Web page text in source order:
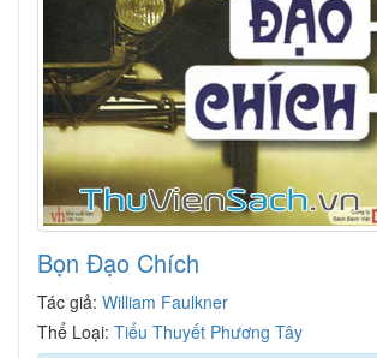
Bọn Đạo Chích
Tác giả: William Faulkner
Thể Loại: Tiểu Thuyết Phương Tây